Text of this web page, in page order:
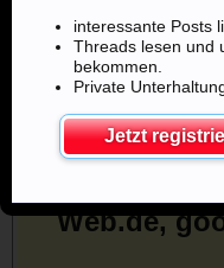
Web.de,
interessante Posts
Threads lesen und
bekommen.
Private
Jetzt